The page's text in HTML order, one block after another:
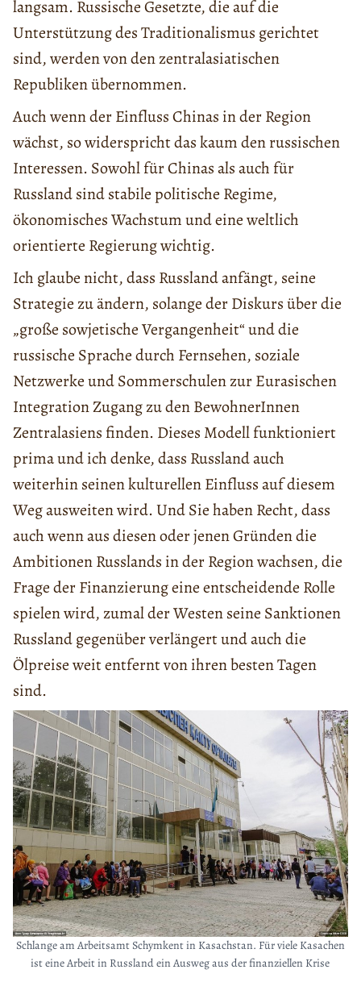
langsam. Russische Gesetzte, die auf die
Unterstützung des Traditionalismus gerichtet
sind, werden von den zentralasiatischen
Republiken übernommen.
Auch wenn der Einfluss Chinas in der Region
wächst, so widerspricht das kaum den russischen
Interessen. Sowohl für Chinas als auch für
Russland sind stabile politische Regime,
ökonomisches Wachstum und eine weltlich
orientierte Regierung wichtig.
Ich glaube nicht, dass Russland anfängt, seine
Strategie zu ändern, solange der Diskurs über die
„große sowjetische Vergangenheit“ und die
russische Sprache durch Fernsehen, soziale
Netzwerke und Sommerschulen zur Eurasischen
Integration Zugang zu den BewohnerInnen
Zentralasiens finden. Dieses Modell funktioniert
prima und ich denke, dass Russland auch
weiterhin seinen kulturellen Einfluss auf diesem
Weg ausweiten wird. Und Sie haben Recht, dass
auch wenn aus diesen oder jenen Gründen die
Ambitionen Russlands in der Region wachsen, die
Frage der Finanzierung eine entscheidende Rolle
spielen wird, zumal der Westen seine Sanktionen
Russland gegenüber verlängert und auch die
Ölpreise weit entfernt von ihren besten Tagen
sind.
Schlange am Arbeitsamt Schymkent in Kasachstan. Für viele Kasachen
ist eine Arbeit in Russland ein Ausweg aus der finanziellen Krise